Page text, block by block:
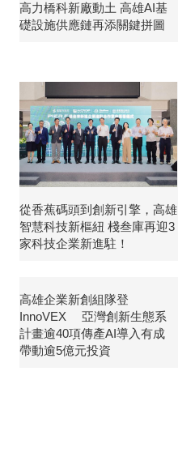
高力橋科新廠動土 高雄AI基
礎設施供應鏈再添關鍵拼圖
從香蕉碼頭到創新引擎，高雄
智慧科技新樞紐 棧叁庫再迎3
家科技企業新進駐！
高雄企業新創組隊登
InnoVEX 亞灣創新生態系
計畫逾40項傳產AI導入有成
帶動逾5億元投資